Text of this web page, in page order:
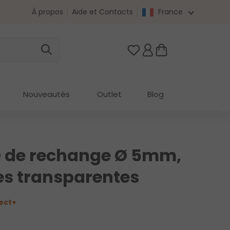
À propos Aide et Contacts France
Vous avez 0 articles
Nouveautés Outlet Blog
de rechange Ø 5mm,
transparentes